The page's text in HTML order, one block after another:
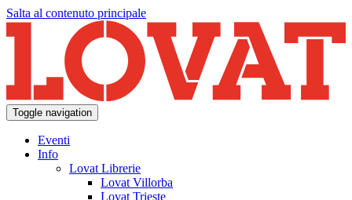
Salta al contenuto principale
Toggle navigation
Eventi
Info
Lovat Librerie
Lovat Villorba
Lovat Trieste